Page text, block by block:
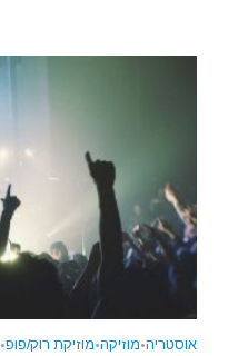
אוסטריה•מוזיקה•מוזיקת רוק/פופ•